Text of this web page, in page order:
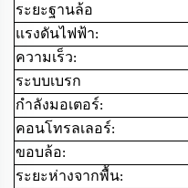
ระยะฐานล้อ
แรงดันไฟฟ้า:
ความเร็ว:
ระบบเบรก
กำลังมอเตอร์:
คอนโทรลเลอร์:
ขอบล้อ:
ระยะห่างจากพื้น: